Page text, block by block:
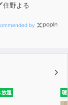
で甘やかす
かす～）』
住野よる
by
放題 聴